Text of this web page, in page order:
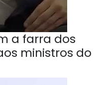
a farra dos
ministros do